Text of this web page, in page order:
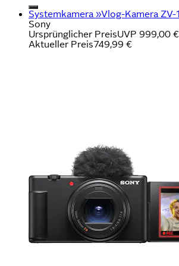
Systemkamera »Vlog-Kamera ZV-
Sony
Ursprünglicher PreisUVP 999,00 €
Aktueller Preis749,99 €